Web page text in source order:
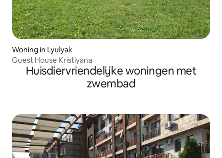
Woning in Lyulyak
Guest House Kristiyana
Huisdiervriendelijke woningen met
zwembad